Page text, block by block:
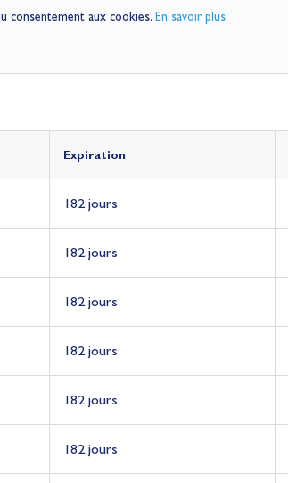
consentement aux cookies. En savoir plus
Expiration
182 jours
Expiration
182 jours
Expiration
182 jours
Expiration
182 jours
Expiration
182 jours
Expiration
182 jours
Expiration
Expiration